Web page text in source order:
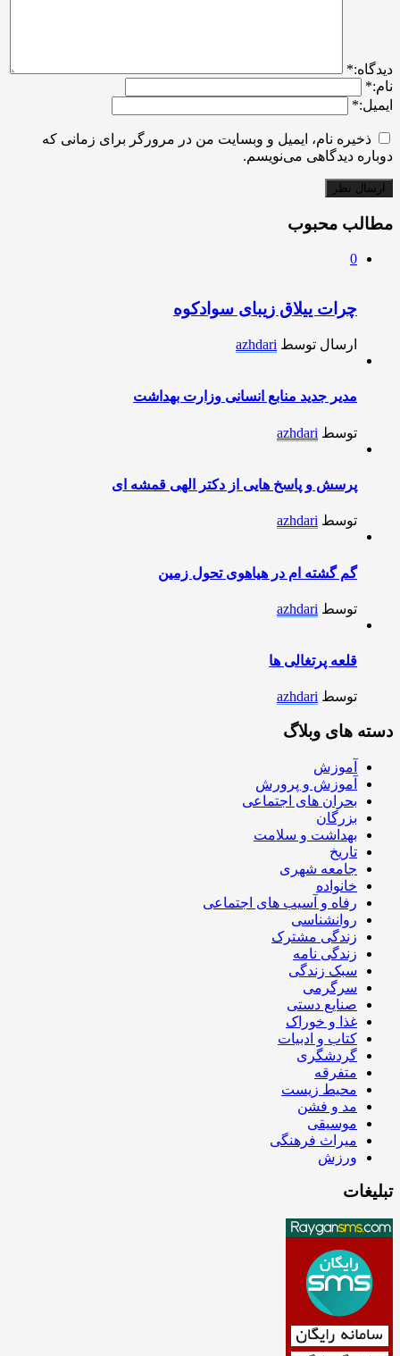
ديدگاه:*
نام:*
ایمیل:*
ذخیره نام، ایمیل و وبسایت من در مرورگر برای زمانی که
دوباره دیدگاهی می‌نویسم.
مطالب محبوب
0
چرات ییلاق زیبای سوادکوه
ارسال توسط azhdari
مدیر جدید منابع انسانی وزارت بهداشت
توسط azhdari
پرسش و پاسخ هایی از دکتر الهی قمشه ای
توسط azhdari
گم گشته ام در هیاهوی تحول زمین
توسط azhdari
قلعه پرتغالی ها
توسط azhdari
دسته های وبلاگ
آموزش
آموزش و پرورش
بحران های اجتماعی
بزرگان
بهداشت و سلامت
تاریخ
جامعه شهری
خانواده
رفاه و آسیب های اجتماعی
روانشناسی
زندگی مشترک
زندگی نامه
سبک زندگی
سرگرمی
صنایع دستی
غذا و خوراک
کتاب و ادبیات
گردشگری
متفرقه
محیط زیست
مد و فشن
موسیقی
میراث فرهنگی
ورزش
تبلیغات